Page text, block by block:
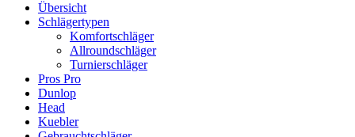
Übersicht
Schlägertypen
Komfortschläger
Allroundschläger
Turnierschläger
Pros Pro
Dunlop
Head
Kuebler